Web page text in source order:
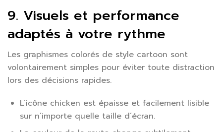
9. Visuels et performance
adaptés à votre rythme
Les graphismes colorés de style cartoon sont
volontairement simples pour éviter toute distraction
lors des décisions rapides.
L’icône chicken est épaisse et facilement lisible
sur n’importe quelle taille d’écran.